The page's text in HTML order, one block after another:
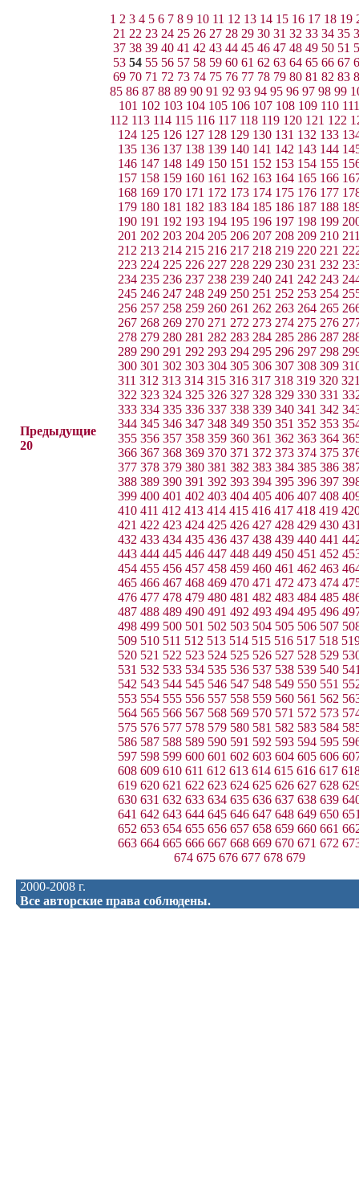
Предыдущие
20
1 2 3 4 5 6 7 8 9 10 11 12 13 14 15 16 17 18 19
21 22 23 24 25 26 27 28 29 30 31 32 33 34 35
37 38 39 40 41 42 43 44 45 46 47 48 49 50 51
53 54 55 56 57 58 59 60 61 62 63 64 65 66 67
69 70 71 72 73 74 75 76 77 78 79 80 81 82 83
85 86 87 88 89 90 91 92 93 94 95 96 97 98 99
101 102 103 104 105 106 107 108 109 110 111
112 113 114 115 116 117 118 119 120 121 122
124 125 126 127 128 129 130 131 132 133
135 136 137 138 139 140 141 142 143 144
146 147 148 149 150 151 152 153 154 155
157 158 159 160 161 162 163 164 165 166
168 169 170 171 172 173 174 175 176 177
179 180 181 182 183 184 185 186 187 188
190 191 192 193 194 195 196 197 198 199
201 202 203 204 205 206 207 208 209 210
212 213 214 215 216 217 218 219 220 221
223 224 225 226 227 228 229 230 231 232
234 235 236 237 238 239 240 241 242 243
245 246 247 248 249 250 251 252 253 254
256 257 258 259 260 261 262 263 264 265
267 268 269 270 271 272 273 274 275 276
278 279 280 281 282 283 284 285 286 287
289 290 291 292 293 294 295 296 297 298
300 301 302 303 304 305 306 307 308 309
311 312 313 314 315 316 317 318 319 320
322 323 324 325 326 327 328 329 330 331
333 334 335 336 337 338 339 340 341 342
344 345 346 347 348 349 350 351 352 353
355 356 357 358 359 360 361 362 363 364
366 367 368 369 370 371 372 373 374 375
377 378 379 380 381 382 383 384 385 386
388 389 390 391 392 393 394 395 396 397
399 400 401 402 403 404 405 406 407 408
410 411 412 413 414 415 416 417 418 419
421 422 423 424 425 426 427 428 429 430
432 433 434 435 436 437 438 439 440 441
443 444 445 446 447 448 449 450 451 452
454 455 456 457 458 459 460 461 462 463
465 466 467 468 469 470 471 472 473 474
476 477 478 479 480 481 482 483 484 485
487 488 489 490 491 492 493 494 495 496
498 499 500 501 502 503 504 505 506 507
509 510 511 512 513 514 515 516 517 518
520 521 522 523 524 525 526 527 528 529
531 532 533 534 535 536 537 538 539 540
542 543 544 545 546 547 548 549 550 551
553 554 555 556 557 558 559 560 561 562
564 565 566 567 568 569 570 571 572 573
575 576 577 578 579 580 581 582 583 584
586 587 588 589 590 591 592 593 594 595
597 598 599 600 601 602 603 604 605 606
608 609 610 611 612 613 614 615 616 617
619 620 621 622 623 624 625 626 627 628
630 631 632 633 634 635 636 637 638 639
641 642 643 644 645 646 647 648 649 650
652 653 654 655 656 657 658 659 660 661
663 664 665 666 667 668 669 670 671 672
674 675 676 677 678 679
2000-2008 г.
Все авторские права соблюдены.